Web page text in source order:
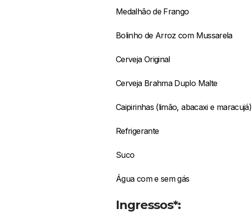
Medalhão de Frango
Bolinho de Arroz com Mussarela
Cerveja Original
Cerveja Brahma Duplo Malte
Caipirinhas (limão, abacaxi e maracujá)
Refrigerante
Suco
Água com e sem gás
Ingressos*: